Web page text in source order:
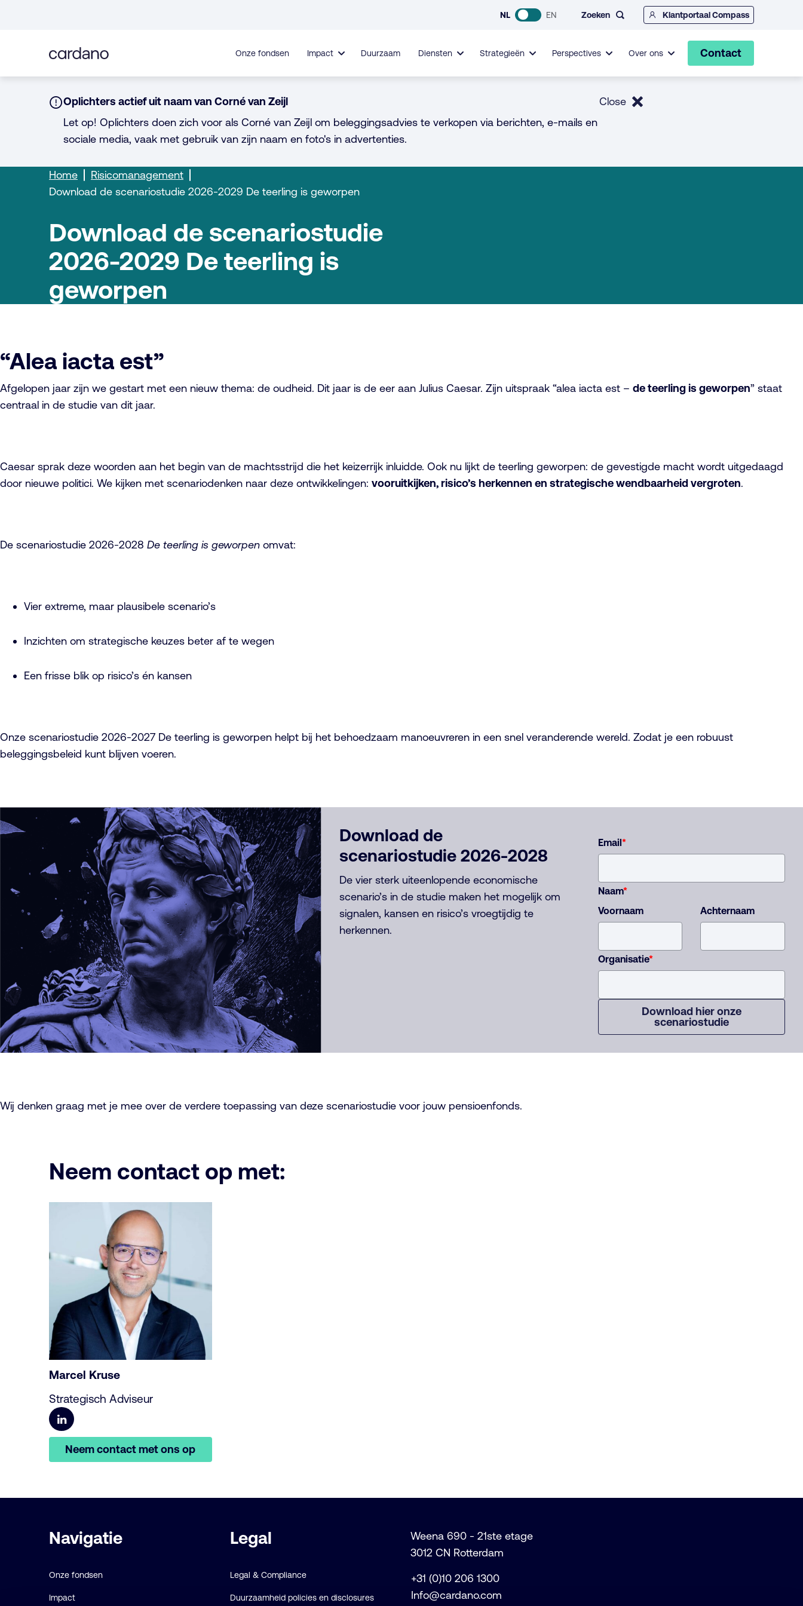
inhoud
NL EN Zoeken Klantportaal Compass
Onze fondsen Impact Duurzaam Diensten Strategieën Perspectives Over ons Contact
Notice:
Oplichters actief uit naam van Corné van Zeijl
Let op! Oplichters doen zich voor als Corné van Zeijl om beleggingsadvies te verkopen via berichten, e-mails en
sociale media, vaak met gebruik van zijn naam en foto's in advertenties.
Close
Home
Risicomanagement
Download de scenariostudie 2026-2029 De teerling is geworpen
Download de scenariostudie
2026-2029 De teerling is
geworpen
“Alea iacta est”
Afgelopen jaar zijn we gestart met een nieuw thema: de oudheid. Dit jaar is de eer aan Julius Caesar. Zijn uitspraak “alea iacta est – de teerling is geworpen” staat
centraal in de studie van dit jaar.
Caesar sprak deze woorden aan het begin van de machtsstrijd die het keizerrijk inluidde. Ook nu lijkt de teerling geworpen: de gevestigde macht wordt uitgedaagd
door nieuwe politici. We kijken met scenariodenken naar deze ontwikkelingen: vooruitkijken, risico’s herkennen en strategische wendbaarheid vergroten.
De scenariostudie 2026-2028 De teerling is geworpen omvat:
Vier extreme, maar plausibele scenario’s
Inzichten om strategische keuzes beter af te wegen
Een frisse blik op risico’s én kansen
Onze scenariostudie 2026-2027 De teerling is geworpen helpt bij het behoedzaam manoeuvreren in een snel veranderende wereld. Zodat je een robuust
beleggingsbeleid kunt blijven voeren.
Download de
scenariostudie 2026-2028
De vier sterk uiteenlopende economische
scenario’s in de studie maken het mogelijk om
signalen, kansen en risico’s vroegtijdig te
herkennen.
Email*
Naam*
Voornaam
Achternaam
Organisatie*
Download hier onze
scenariostudie
Wij denken graag met je mee over de verdere toepassing van deze scenariostudie voor jouw pensioenfonds.
Neem contact op met:
Marcel Kruse
Strategisch Adviseur
Neem contact met ons op
links
Navigatie
Onze fondsen
Impact
Legal
Legal & Compliance
Duurzaamheid policies en disclosures
Weena 690 - 21ste etage
3012 CN Rotterdam
+31 (0)10 206 1300
Info@cardano.com